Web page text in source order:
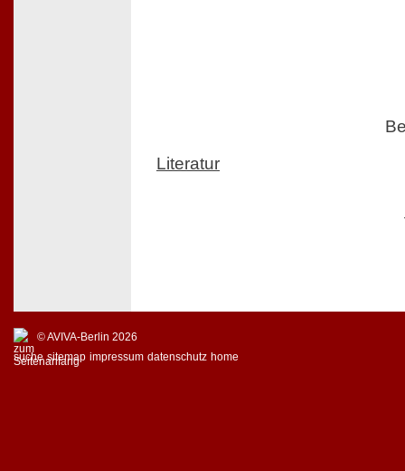
Literatur
© AVIVA-Berlin 2026
suche sitemap impressum datenschutz home